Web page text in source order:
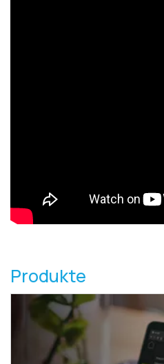
Produkte